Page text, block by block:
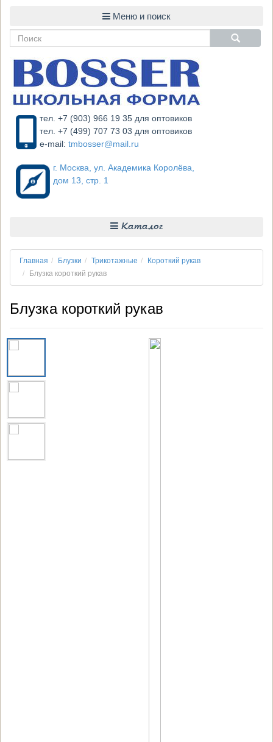
тел. +7 (903) 966 19 35 для оптовиков
тел. +7 (499) 707 73 03 для оптовиков
e-mail: tmbosser@mail.ru
г. Москва, ул. Академика Королёва,
дом 13, стр. 1
Каталог
Главная Блузки Трикотажные
Короткий рукав
Блузка короткий рукав
Блузка короткий рукав